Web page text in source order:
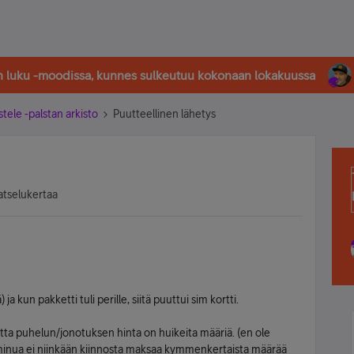
luku -moodissa, kunnes sulkeutuu kokonaan lokakuussa
-palstan arkisto Puutteellinen lähetys
ja kun pakketti tuli perille, siitä puuttui sim kortti.
puhelun/jonotuksen hinta on huikeita määriä. (en ole
ei niinkään kiinnosta maksaa kymmenkertaista määrää